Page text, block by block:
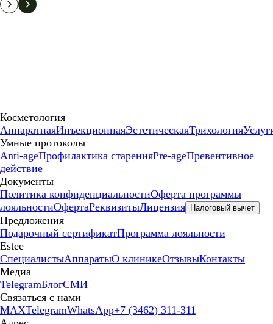
Косметология
АппаратнаяИнъекционнаяЭстетическаяТрихология
Умные протоколы
Anti-ageПрофилактика старенияPre-ageПревентивное
действие
Документы
Политика конфиденциальностиОферта программы
лояльностиОфертаРеквизитыЛицензия Налоговый вычет
Предложения
Подарочный сертификатПрограмма лояльности
Estee
СпециалистыАппаратыО клиникеОтзывыКонтакты
Медиа
TelegramБлогСМИ
Связаться с нами
MAXTelegramWhatsApp+7 (3462) 311-311